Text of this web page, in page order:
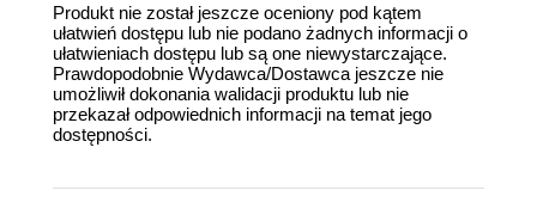
Produkt nie został jeszcze oceniony pod kątem
ułatwień dostępu lub nie podano żadnych informacji o
ułatwieniach dostępu lub są one niewystarczające.
Prawdopodobnie Wydawca/Dostawca jeszcze nie
umożliwił dokonania walidacji produktu lub nie
przekazał odpowiednich informacji na temat jego
dostępności.